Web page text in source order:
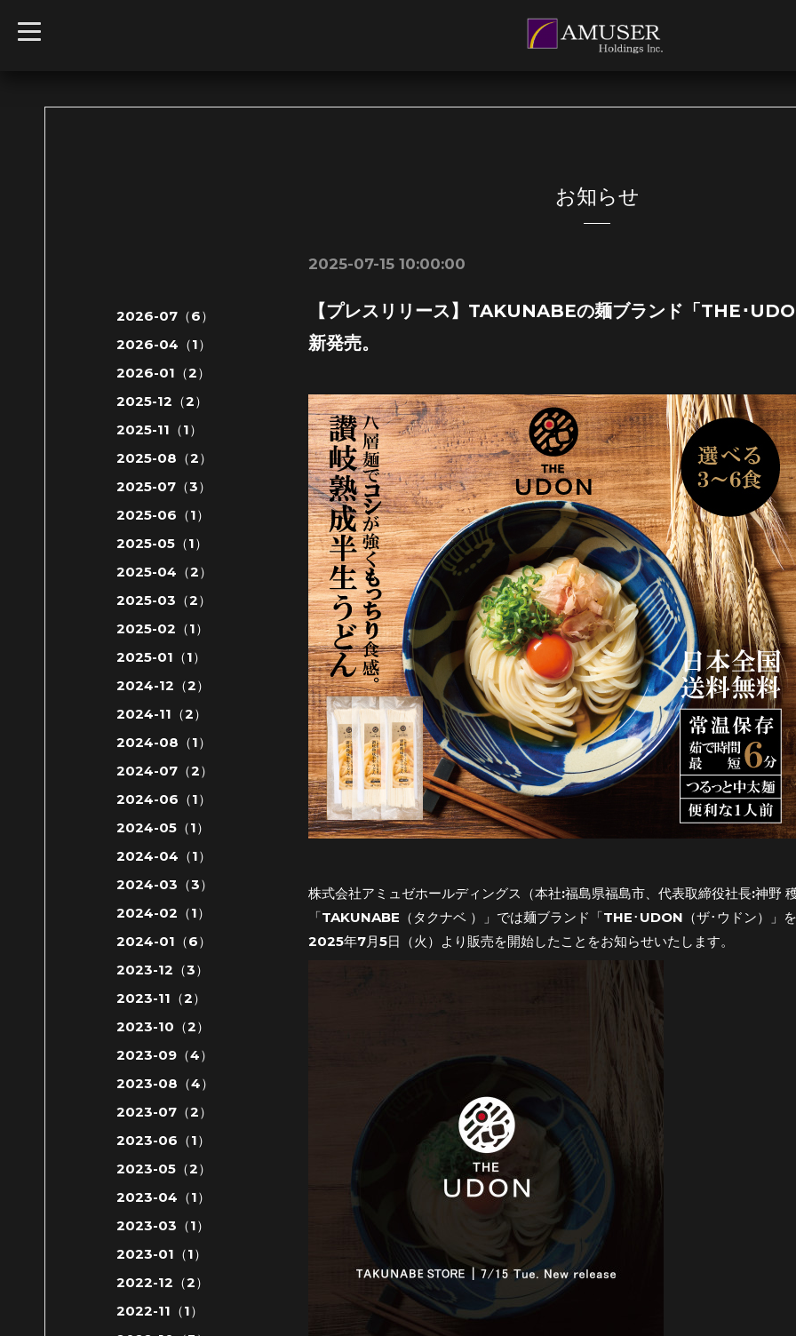
t
o
お知らせ
2025-07-15 10:00:00
【プレスリリース】TAKUNABEの麺ブランド「THE･
新発売。
株式会社アミュゼホールディングス（本社:福島県福島市、代表取締役社長:神野
「TAKUNABE（タクナベ ）」では麺ブランド「THE･UDON（ザ･ウドン）」
2025年7月5日（火）より販売を開始したことをお知らせいたします。
2026-07（6）
2026-04（1）
2026-01（2）
2025-12（2）
2025-11（1）
2025-08（2）
2025-07（3）
2025-06（1）
2025-05（1）
2025-04（2）
2025-03（2）
2025-02（1）
2025-01（1）
2024-12（2）
2024-11（2）
2024-08（1）
2024-07（2）
2024-06（1）
2024-05（1）
2024-04（1）
2024-03（3）
2024-02（1）
2024-01（6）
2023-12（3）
2023-11（2）
2023-10（2）
2023-09（4）
2023-08（4）
2023-07（2）
2023-06（1）
2023-05（2）
2023-04（1）
2023-03（1）
2023-01（1）
2022-12（2）
2022-11（1）